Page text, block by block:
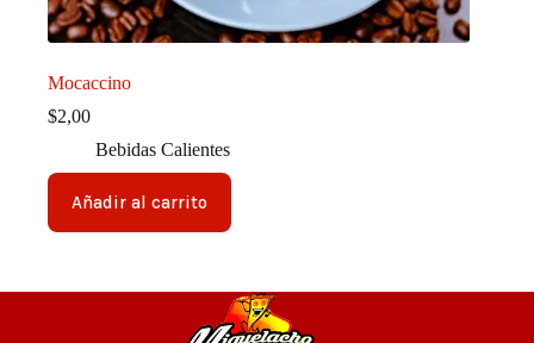
Mocaccino
$2,00
Bebidas Calientes
Añadir al carrito